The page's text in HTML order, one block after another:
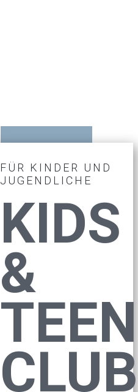
FÜR KINDER UND
JUGENDLICHE
KIDS
&
CLUB